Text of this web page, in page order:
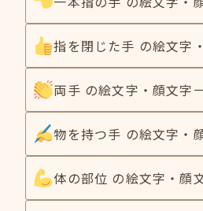
指を閉じた手 の絵文字
両手 の絵文字・顔文字
物を持つ手 の絵文字・
体の部位 の絵文字・顔